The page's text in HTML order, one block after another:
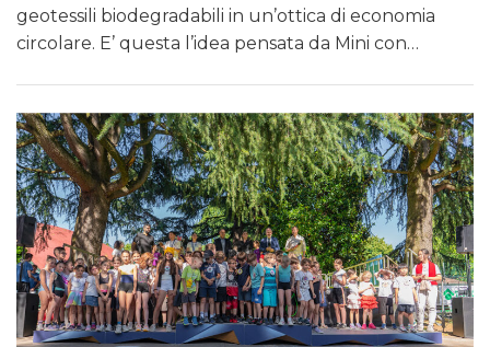
geotessili biodegradabili in un’ottica di economia
circolare. E’ questa l’idea pensata da Mini con…